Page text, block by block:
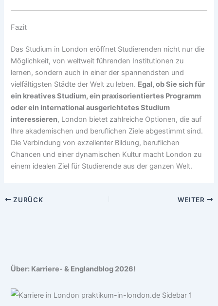
Fazit
Das Studium in London eröffnet Studierenden nicht nur die
Möglichkeit, von weltweit führenden Institutionen zu
lernen, sondern auch in einer der spannendsten und
vielfältigsten Städte der Welt zu leben. Egal, ob Sie sich für
ein kreatives Studium, ein praxisorientiertes Programm
oder ein international ausgerichtetes Studium
interessieren, London bietet zahlreiche Optionen, die auf
Ihre akademischen und beruflichen Ziele abgestimmt sind.
Die Verbindung von exzellenter Bildung, beruflichen
Chancen und einer dynamischen Kultur macht London zu
einem idealen Ziel für Studierende aus der ganzen Welt.
ZURÜCK WEITER
Über: Karriere- & Englandblog 2026!